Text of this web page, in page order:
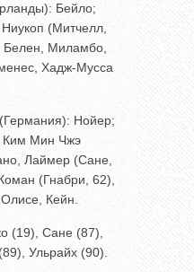
Бейло;
(Митчелл,
Белен, Миламбо,
Хадж-Мусса
Нойер;
Ким Мин Чжэ
Лаймер (Сане,
(Гнабри, 62),
Кейн.
(19), Сане (87),
Ульрайх (90).